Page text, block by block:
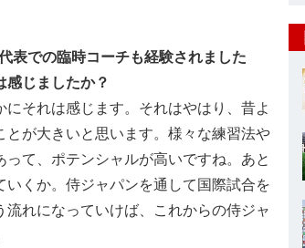
での臨時コーチも経験されました
感じましたか？
にそれは感じます。それはやはり、昔よ
が大きいと思います。様々な練習法や
て、ポテンシャルが高いですね。あと
くか。侍ジャパンを通して国際試合を
れになっていけば、これからの侍ジャ